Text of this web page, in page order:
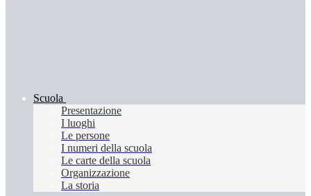
Scuola
Presentazione
I luoghi
Le persone
I numeri della scuola
Le carte della scuola
Organizzazione
La storia